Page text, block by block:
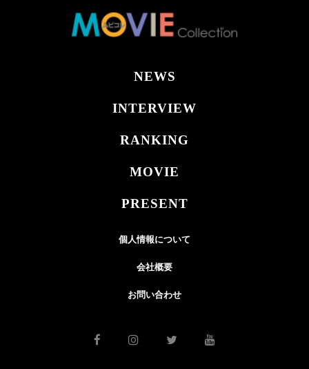
NEWS
INTERVIEW
RANKING
MOVIE
PRESENT
個人情報について
会社概要
お問い合わせ